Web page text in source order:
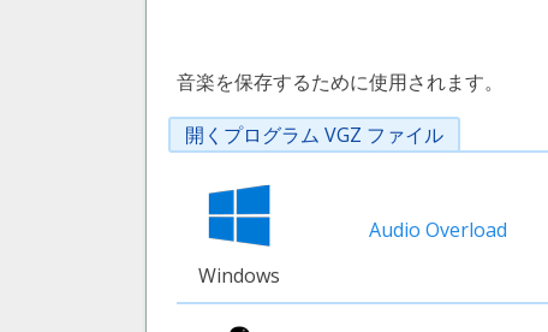
音楽を保存するために使用されます。
開くプログラム VGZ ファイル
Windows
Audio Overload